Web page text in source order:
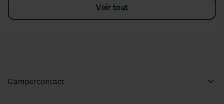
Voir tout
Campercontact